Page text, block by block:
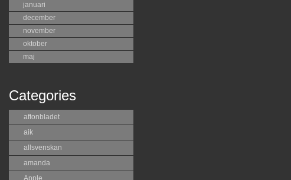
januari
december
november
oktober
maj
Categories
aftonbladet
aik
allsvenskan
amanda
Apple